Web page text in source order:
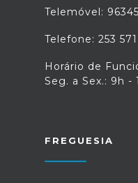
Telemóvel:
Telefone: 253
Horário de
Seg. a Sex.: 9h -
FREGUESIA